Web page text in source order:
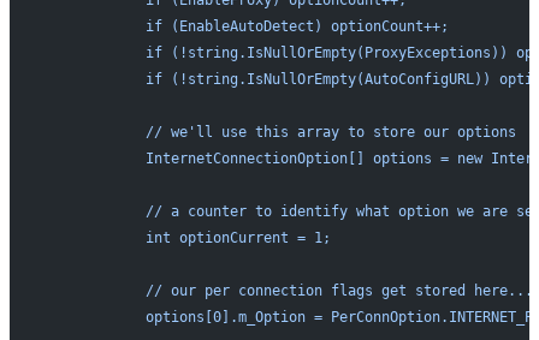
            if (EnableAutoDetect) optionCount++;
if (!string.IsNullOrEmpty(ProxyExceptions))
if (!string.IsNullOrEmpty(AutoConfigURL))
            // we'll use this array to store our options
InternetConnectionOption[] options = new
// a counter to identify what option we are
            int optionCurrent = 1;
            // our per connection flags get stored here...
options[0].m_Option =